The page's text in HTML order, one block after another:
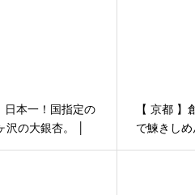
日本一！国指定の
沢の大銀杏。 │
【 京都
で鰊きし